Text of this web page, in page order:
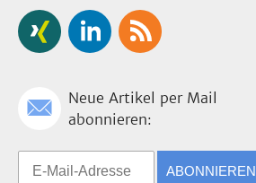
Neue Artikel per Mail
abonnieren:
ABONNIEREN